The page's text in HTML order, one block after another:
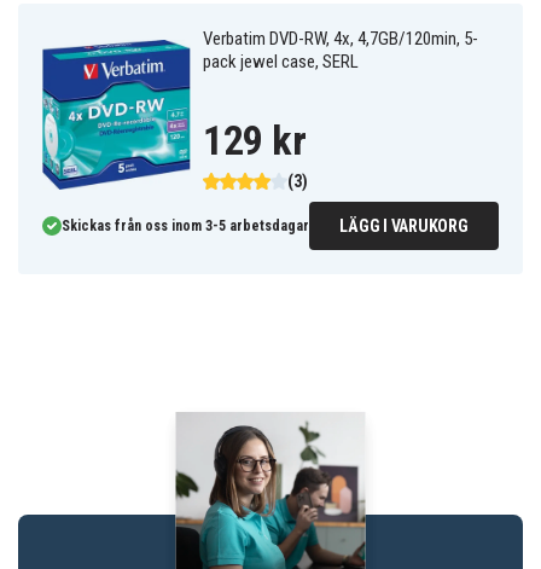
hundra till ~1 000) så DVD-RW inte är idealisk för
långtidsarkiv.
Verbatim DVD-RW, 4x, 4,7GB/120min, 5-
pack jewel case, SERL
(3)
129 kr
Skickas från oss inom 3-5 arbetsdagar LÄGG I VARUKORG